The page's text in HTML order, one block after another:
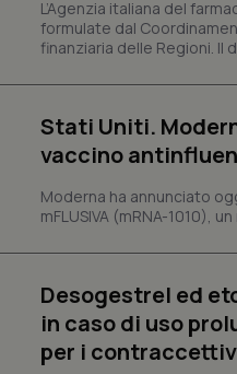
L’Agenzia italiana del
formulate dal
finanziaria delle Regioni. Il
Stati Uniti.
vaccino
Moderna ha annunciato
mFLUSIVA (mRNA-1010),
Desogestrel ed
in caso di uso
per i
Nome
tracking-enable
tracking-sites-
session-id